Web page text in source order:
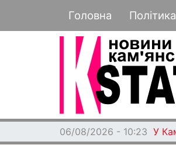
Основная
Головна Політика
06/08/2026 - 10:23 У